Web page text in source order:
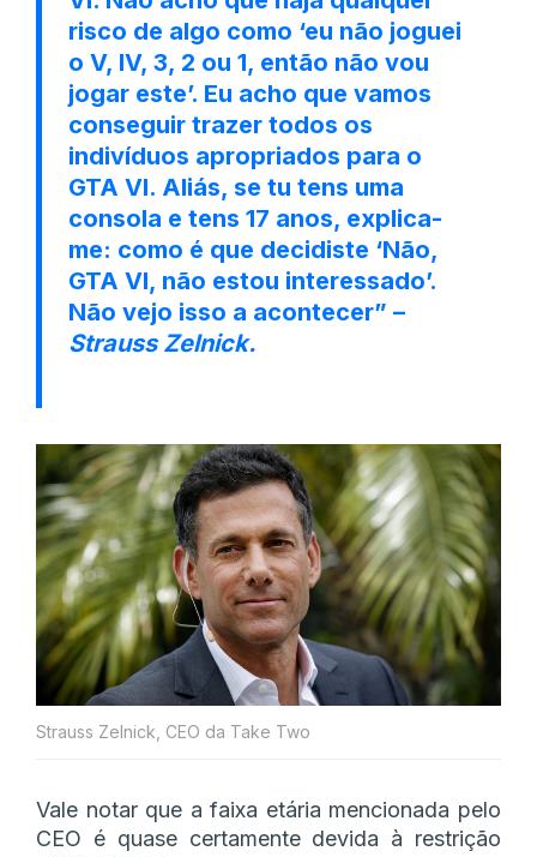
risco de algo como ‘eu não joguei
o V, IV, 3, 2 ou 1, então não vou
jogar este’. Eu acho que vamos
conseguir trazer todos os
indivíduos apropriados para o
GTA VI. Aliás, se tu tens uma
consola e tens 17 anos, explica-
me: como é que decidiste ‘Não,
GTA VI, não estou interessado’.
Não vejo isso a acontecer” –
Strauss Zelnick.
Strauss Zelnick, CEO da Take Two
Vale notar que a faixa etária mencionada pelo
CEO é quase certamente devida à restrição